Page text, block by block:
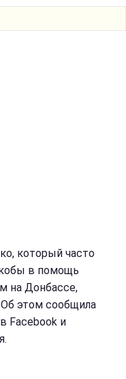
который часто
в помощь
на Донбассе,
этом сообщила
Facebook и